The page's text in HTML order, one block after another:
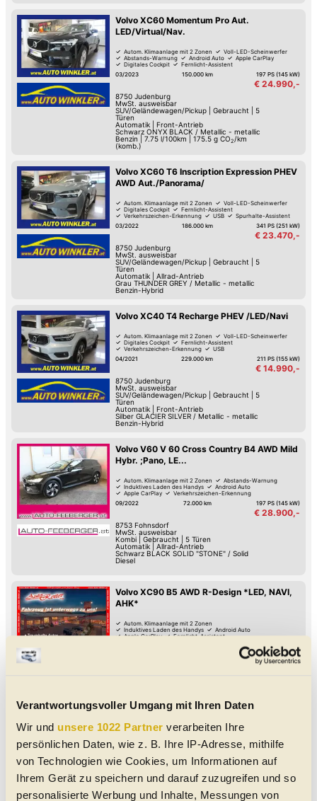
Verantwortungsvoller Umgang mit Ihren Daten
Wir und unsere 1022 Partner verarbeiten Ihre
persönlichen Daten, wie z. B. Ihre IP-Adresse, mithilfe
von Technologien wie Cookies, um Informationen auf
Ihrem Gerät zu speichern und darauf zuzugreifen und so
personalisierte Werbung und Inhalte, Messungen von
Volvo XC60 Momentum Pro Aut.
LED/Virtual/Nav.
Autom. Klimaanlage mit 2 Zonen
Voll-LED-Scheinwerfer
Abstands-Warnung
Android Auto
Apple CarPlay
Digitales Cockpit
Fernlicht-Assistent
Verkehrszeichen-Erkennung
03/2023 150.000 km 197 PS (145 kW)
€ 24.990,-
8750 Judenburg
MwSt. ausweisbar
SUV/Geländewagen/Pickup| Gebraucht
5
Türen
Automatik| Front-Antrieb
Schwarz ONYX BLACK / Metallic - metallic
Benzin
7.75 l/100km 175.5 g CO2 /km
(komb.)
Volvo XC60 T6 Inscription Expression PHEV
AWD Aut./Panorama/
Autom. Klimaanlage mit 2 Zonen
Voll-LED-Scheinwerfer
Digitales Cockpit
Fernlicht-Assistent
Verkehrszeichen-Erkennung
USB
Spurhalte-Assistent
Reifendruck-Kontrolle
03/2022 186.000 km 341 PS (251 kW)
€ 23.470,-
8750 Judenburg
MwSt. ausweisbar
SUV/Geländewagen/Pickup| Gebraucht
5
Türen
Automatik| Allrad-Antrieb
Grau THUNDER GREY / Metallic - metallic
Benzin-Hybrid
Volvo XC40 T4 Recharge PHEV /LED/Navi
Autom. Klimaanlage mit 2 Zonen
Voll-LED-Scheinwerfer
Digitales Cockpit
Fernlicht-Assistent
Verkehrszeichen-Erkennung
USB
Spurwechsel-Assistent
Spurhalte-Assistent
04/2021 229.000 km 211 PS (155 kW)
€ 14.990,-
8750 Judenburg
MwSt. ausweisbar
SUV/Geländewagen/Pickup| Gebraucht
5
Türen
Automatik| Front-Antrieb
Silber GLACIER SILVER / Metallic - metallic
Benzin-Hybrid
Volvo V60 V 60 Cross Country B4 AWD Mild
Hybr. ;Pano, LE...
Autom. Klimaanlage mit 2 Zonen
Abstands-Warnung
Induktives Laden des Handys
Android Auto
Apple CarPlay
Verkehrszeichen-Erkennung
Spurwechsel-Assistent
Spurhalte-Assistent
09/2022 72.000 km 197 PS (145 kW)
€ 28.900,-
8753 Fohnsdorf
MwSt. ausweisbar
Kombi| Gebraucht
5 Türen
Automatik| Allrad-Antrieb
Schwarz BLACK SOLID "STONE" / Solid
Diesel
Volvo XC90 B5 AWD R-Design *LED, NAVI,
AHK*
Autom. Klimaanlage mit 2 Zonen
Induktives Laden des Handys
Android Auto
Apple CarPlay
Fernlicht-Assistent
235 PS (173 kW)
€ 39.990,-
Diesel
Volvo XC60 B4 Inscription AWD Geartronic;
Pano, 360° Kamer...
Abstands-Warnung
Induktives Laden des Handys
Android Auto
Apple CarPlay
Verkehrszeichen-Erkennung
Spurwechsel-Assistent
Spurhalte-Assistent
Hochwertiges Sound-System
04/2022 26.200 km 197 PS (145 kW)
€ 42.990,-